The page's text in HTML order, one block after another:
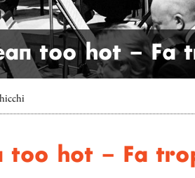
too hot –
too hot – Fa